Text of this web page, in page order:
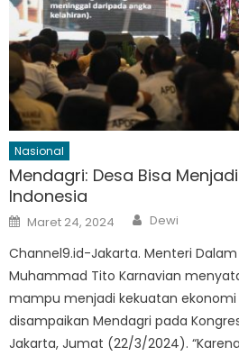
Nasional
Mendagri: Desa Bisa
Indonesia
Posted
on
Maret 24, 2024 Author
Dewi
Channel9.id-Jakarta. Menteri
Muhammad Tito Karnavian
mampu menjadi kekuatan ekonomi
disampaikan Mendagri pada
Jakarta, Jumat (22/3/2024).